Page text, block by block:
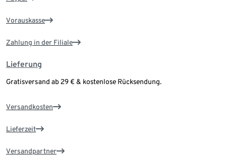
Vorauskasse
Zahlung in der Filiale
Lieferung
Gratisversand ab 29 € & kostenlose Rücksendung.
Versandkosten
Lieferzeit
Versandpartner